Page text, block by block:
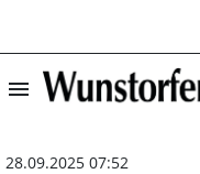
menu
28.09.2025 07:52